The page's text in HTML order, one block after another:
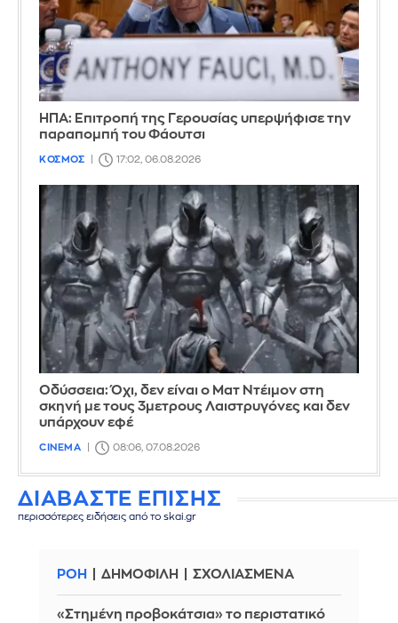
ΗΠΑ: Επιτροπή της Γερουσίας υπερψήφισε την
παραπομπή του Φάουτσι
ΚΟΣΜΟΣ 17:02, 06.08.2026
Οδύσσεια: Όχι, δεν είναι ο Ματ Ντέιμον στη
σκηνή με τους 3μετρους Λαιστρυγόνες και δεν
υπάρχουν εφέ
CINEMA 08:06, 07.08.2026
ΔΙΑΒΑΣΤΕ ΕΠΙΣΗΣ
περισσότερες ειδήσεις από το skai.gr
ΡΟΗ ΔΗΜΟΦΙΛΗ ΣΧΟΛΙΑΣΜΕΝΑ
«Στημένη προβοκάτσια» το περιστατικό